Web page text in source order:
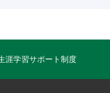
涯学習サポート制度